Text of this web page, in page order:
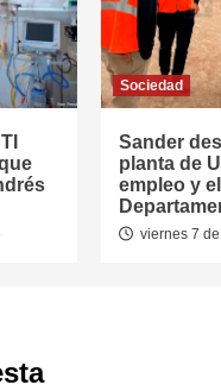
Sociedad
Sander
planta de
empleo y
viernes 7